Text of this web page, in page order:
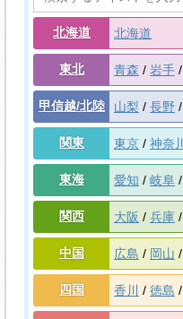
北海道 北海道
東北 青森 岩手
甲信越/北陸 山梨 長野
関東 東京 神奈川
東海 愛知 岐阜
関西 大阪 兵庫
中国 広島 岡山
四国 香川 徳島